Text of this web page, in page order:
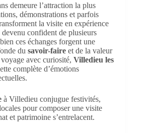
demeure l’attraction la plus
démonstrations et parfois
la visite en expérience
confident de plusieurs
ces échanges forgent une
du savoir-faire et de la valeur
avec curiosité, Villedieu les
complète d’émotions
à Villedieu conjugue festivités,
pour composer une visite
et patrimoine s’entrelacent.